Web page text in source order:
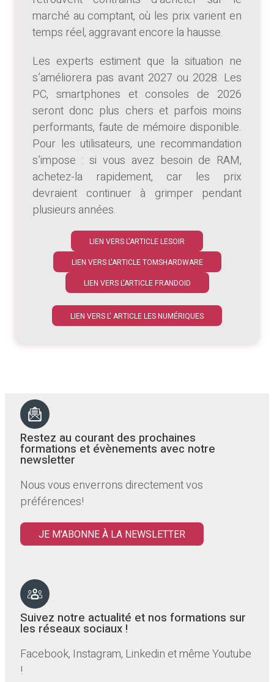
marché au comptant, où les prix varient en
temps réel, aggravant encore la hausse.
Les experts estiment que la situation ne
s’améliorera pas avant 2027 ou 2028. Les
PC, smartphones et consoles de 2026
seront donc plus chers et parfois moins
performants, faute de mémoire disponible.
Pour les utilisateurs, une recommandation
s’impose : si vous avez besoin de RAM,
achetez-la rapidement, car les prix
devraient continuer à grimper pendant
plusieurs années.
LIEN VERS L'ARTICLE LESOIR
LIEN VERS L'ARTICLE TOMSHARDWARE
LIEN VERS L'ARTICLE FRANDOID
LIEN VERS L' ARTICLE LES NUMÉRIQUES
Restez au courant des prochaines
formations et évènements avec notre
newsletter
Nous vous enverrons directement vos
préférences!
JE M'ABONNE À LA NEWSLETTER
Suivez notre actualité et nos formations sur
les réseaux sociaux !
Facebook, Instagram, Linkedin et même Youtube
!